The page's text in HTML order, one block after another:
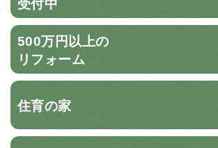
500万円以上の
リフォーム
住育の家